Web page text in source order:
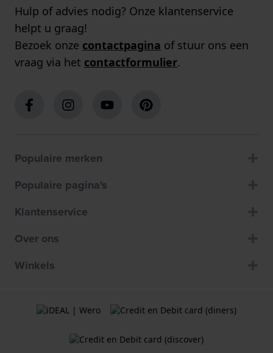
Hulp of advies nodig? Onze klantenservice
helpt u graag!
Bezoek onze contactpagina of stuur ons een
vraag via het contactformulier.
Populaire merken
Populaire pagina's
Klantenservice
Over ons
Winkels